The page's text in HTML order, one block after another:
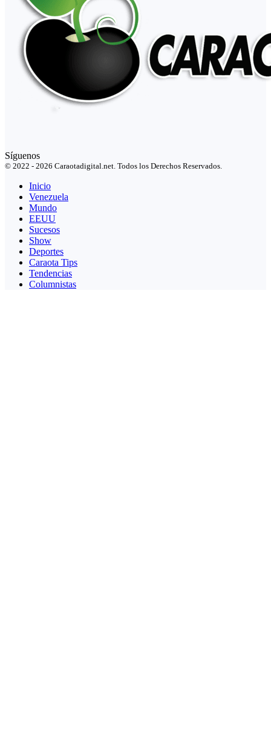
Síguenos
© 2022 - 2026 Caraotadigital.net. Todos los Derechos Reservados.
Inicio
Venezuela
Mundo
EEUU
Sucesos
Show
Deportes
Caraota Tips
Tendencias
Columnistas